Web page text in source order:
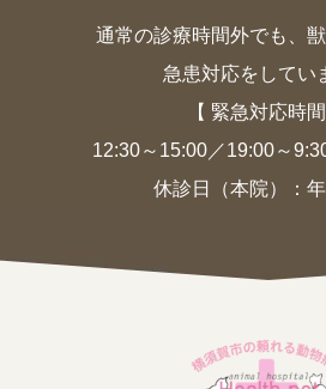
通常の診療時間外でも、獣
急患対応をしてい
【 緊急対応時間
12:30～15:00／19:00～
休診日（本院）：